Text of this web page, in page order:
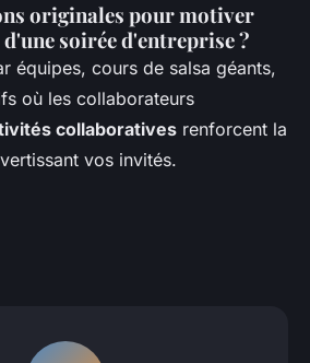
originales pour motiver
soirée d'entreprise ?
équipes, cours de salsa géants,
où les collaborateurs
collaboratives renforcent la
vos invités.